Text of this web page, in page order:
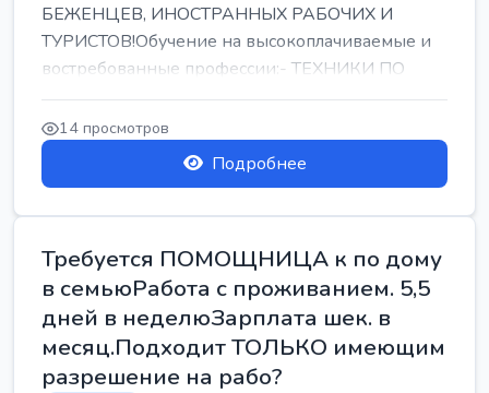
БЕЖЕНЦЕВ, ИНОСТРАННЫХ РАБОЧИХ И
ТУРИСТОВ!Обучение на высокоплачиваемые и
востребованные профессии:- ТЕХНИКИ ПО
РЕМОНТУ КОНДИЦИОНЕРОВ-...
14 просмотров
Подробнее
Требуется ПОМОЩНИЦА к по дому
в семьюРабота с проживанием. 5,5
дней в неделюЗарплата шек. в
месяц.Подходит ТОЛЬКО имеющим
разрешение на рабо?